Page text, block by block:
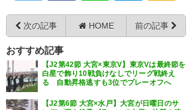
栗鼠の渋谷監督のサバサバした
笑った試合後インタビュー見て
たら、辞める腹が決まったのか
なとか思った
— ボール (Ball_Komi08)2017, 4
個人的には渋谷監督には続けて
もらいたい
— 高坂菜生 (_takana1103)
次の記事 HOME 前の記事
おすすめ記事
【J2第42節 大宮×東京V】東京Vは最終節を
白星で飾り10戦負けなしでリーグ戦終え
る 自動昇格逃すも3位でプレーオフへ
【J2第6節 大宮×水戸】大宮が日曜日のサ